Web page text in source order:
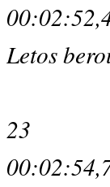
Letos
23